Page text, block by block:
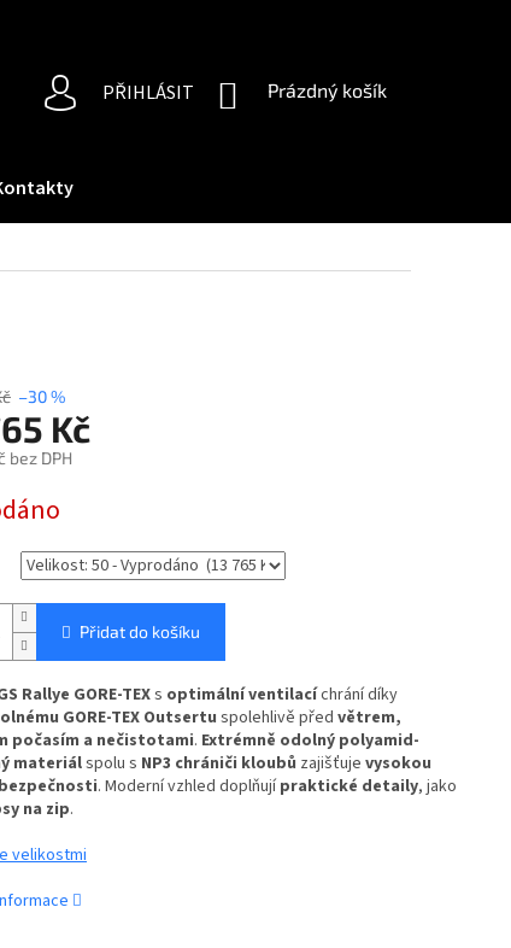
PŘIHLÁSIT
NÁKUPNÍ
Prázdný košík
–30 %
Kč
bez DPH
Přidat do košíku
Rallye GORE-TEXs optimální ventilacíchrání díky
GORE-TEX Outsertu spolehlivě před větrem,
počasím a nečistotami. Extrémně odolný polyamid-
materiálspolu s NP3 chrániči kloubů zajišťuje vysokou
. Moderní vzhled doplňujípraktické detaily, jako
na zip.
velikostmi